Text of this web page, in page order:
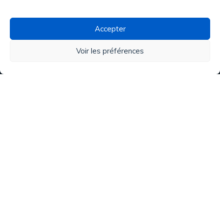
Accepter
Voir les préférences
Traitement de l'eau
Tous nos produits